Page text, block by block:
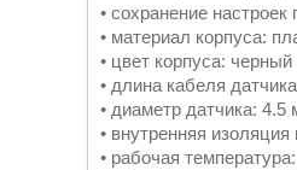
• сохранение
• материал корпуса:
• цвет корпуса: черный
• длина кабеля
• диаметр датчика: 4.5
• внутренняя изоляция
• рабочая